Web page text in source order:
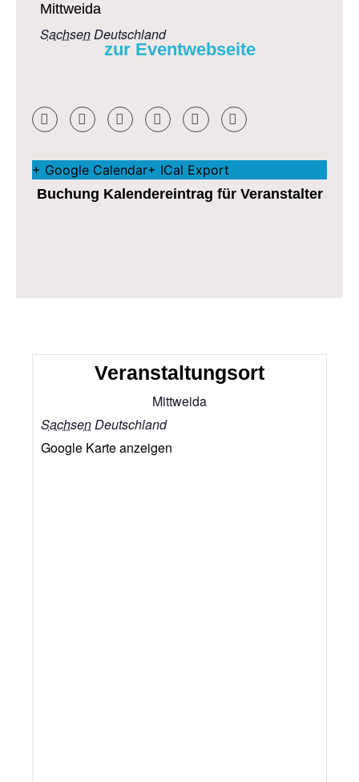
Mittweida
SachsenDeutschland
zur Eventwebseite
+ Google Calendar+ ICal Export
Buchung Kalendereintrag für Veranstalter
Veranstaltungsort
Mittweida
SachsenDeutschland
Google Karte anzeigen